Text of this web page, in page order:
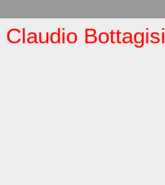
Claudio Bottagisi